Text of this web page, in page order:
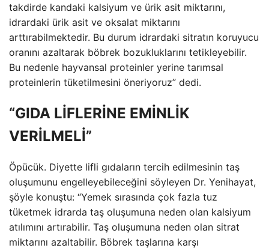
takdirde kandaki kalsiyum ve ürik asit miktarını,
idrardaki ürik asit ve oksalat miktarını
arttırabilmektedir. Bu durum idrardaki sitratın koruyucu
oranını azaltarak böbrek bozukluklarını tetikleyebilir.
Bu nedenle hayvansal proteinler yerine tarımsal
proteinlerin tüketilmesini öneriyoruz” dedi.
“GIDA LİFLERİNE EMİNLİK
VERİLMELİ”
Öpücük. Diyette lifli gıdaların tercih edilmesinin taş
oluşumunu engelleyebileceğini söyleyen Dr. Yenihayat,
şöyle konuştu: “Yemek sırasında çok fazla tuz
tüketmek idrarda taş oluşumuna neden olan kalsiyum
atılımını artırabilir. Taş oluşumuna neden olan sitrat
miktarını azaltabilir. Böbrek taşlarına karşı